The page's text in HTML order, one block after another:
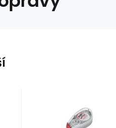
Korekční
Kód:a151995
Záruka2roky
102Kč
Skladem >5